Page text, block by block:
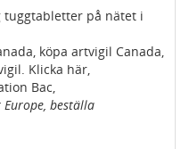
tuggtabletter på nätet i
köpa artvigil Canada,
Klicka här,
Bac,
beställa